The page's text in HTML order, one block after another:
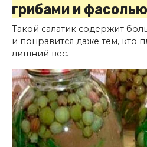
грибами и фасолью
Такой салатик содержит
и понравится даже тем, кто
лишний вес.